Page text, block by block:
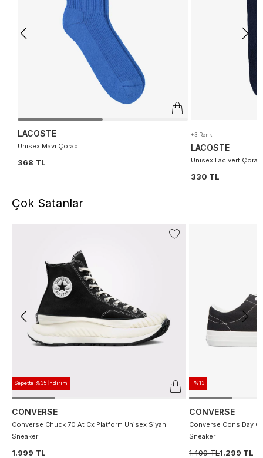
LACOSTE
Unisex Mavi Çorap
368 TL
+3 Renk
LACOSTE
Unisex Lacivert Çorap
330 TL
Çok Satanlar
Sepette %35 İndirim
CONVERSE
Converse Chuck 70 At Cx Platform Unisex Siyah
Sneaker
1.999 TL
-%13
CONVERSE
Converse Cons Day
Sneaker
1.499 TL1.299 TL